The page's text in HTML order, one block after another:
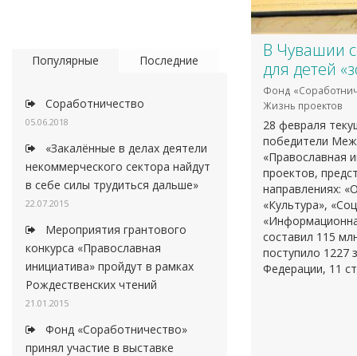
Популярные Последние
Соработничество
05.06.2018
«Закалённые в делах деятели
некоммерческого сектора найдут
в себе силы трудиться дальше»
22.07.2015
Мероприятия грантового
конкурса «Православная
инициатива» пройдут в рамках
Рождественских чтений
21.01.2015
Фонд «Соработничество»
принял участие в выставке
В Чувашии
для детей
Фонд
Жизнь проектов
28 февраля
победители
«Православная
проектов,
направлениях:
«Культура»,
составил 115
поступило 1227
Федерации, 11